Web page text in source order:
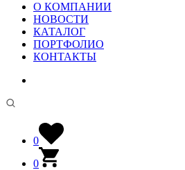
О КОМПАНИИ
НОВОСТИ
КАТАЛОГ
ПОРТФОЛИО
КОНТАКТЫ
0
0